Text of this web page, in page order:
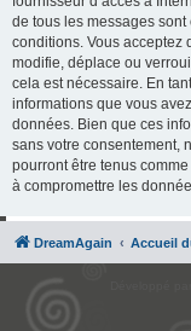
de tous les messages
conditions. Vous acceptez
modifie, déplace ou
cela est nécessaire. En
informations que vous
données. Bien que ces
sans votre consentement,
pourront être tenus
à compromettre les
DreamAgain Accueil